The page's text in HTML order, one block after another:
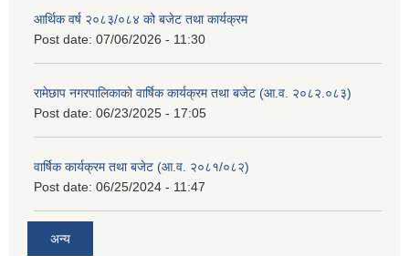
आर्थिक वर्ष २०८३/०८४ को बजेट तथा कार्यक्रम
Post date: 07/06/2026 - 11:30
रामेछाप नगरपालिकाको वार्षिक कार्यक्रम तथा बजेट (आ.व. २०८२.०८३)
Post date: 06/23/2025 - 17:05
वार्षिक कार्यक्रम तथा बजेट (आ.व. २०८१/०८२)
Post date: 06/25/2024 - 11:47
अन्य